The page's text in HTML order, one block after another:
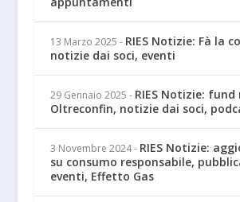
13 Marzo 2025 - RIES Notizie: Fà la
notizie dai soci, eventi
29 Gennaio 2025 - RIES Notizie: fund
Oltreconfin, notizie dai soci,
3 Novembre 2024 - RIES Notizie:
su consumo responsabile,
eventi, Effetto Gas